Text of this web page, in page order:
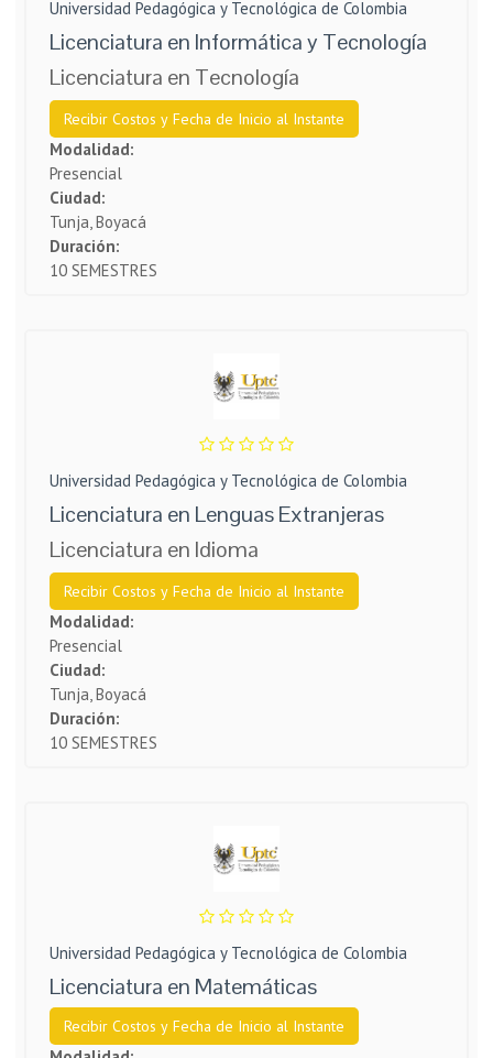
Universidad Pedagógica y Tecnológica de Colombia
Licenciatura en Informática y Tecnología
Licenciatura en Tecnología
Recibir Costos y Fecha de Inicio al Instante
Modalidad:
Presencial
Ciudad:
Tunja, Boyacá
Duración:
10 SEMESTRES
Universidad Pedagógica y Tecnológica de Colombia
Licenciatura en Lenguas Extranjeras
Licenciatura en Idioma
Recibir Costos y Fecha de Inicio al Instante
Modalidad:
Presencial
Ciudad:
Tunja, Boyacá
Duración:
10 SEMESTRES
Universidad Pedagógica y Tecnológica de Colombia
Licenciatura en Matemáticas
Recibir Costos y Fecha de Inicio al Instante